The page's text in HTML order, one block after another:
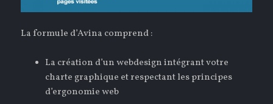
La formule d’Avina comprend :
La création d’un webdesign intégrant votre
charte graphique et respectant les principes
d’ergonomie web